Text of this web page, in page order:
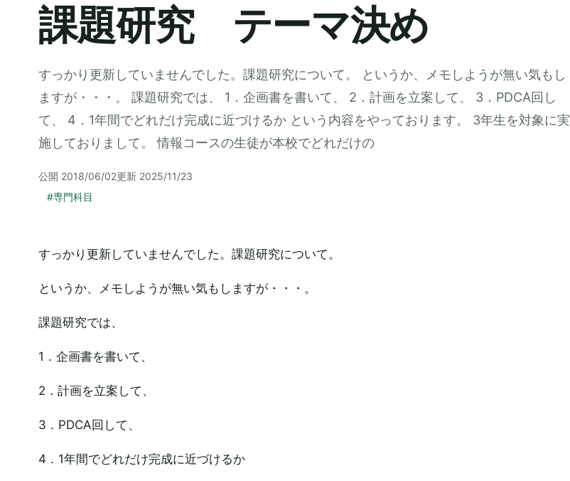
課題研究 テーマ決め
すっかり更新していませんでした。課題研究について。 というか、メモしようが無い気もし
ますが・・・。 課題研究では、 1．企画書を書いて、 2．計画を立案して、 3．PDCA回し
て、 4．1年間でどれだけ完成に近づけるか という内容をやっております。 3年生を対象に実
施しておりまして。 情報コースの生徒が本校でどれだけの
公開 2018/06/02更新 2025/11/23
#専門科目
すっかり更新していませんでした。課題研究について。
というか、メモしようが無い気もしますが・・・。
課題研究では、
1．企画書を書いて、
2．計画を立案して、
3．PDCA回して、
4．1年間でどれだけ完成に近づけるか